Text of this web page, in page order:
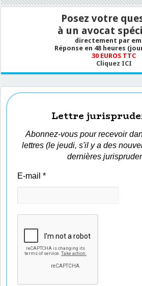
Posez votre
à un avocat
directement par
Réponse en 48 heures
30 EUROS TTC
Cliquez ICI
Lettre
Abonnez-vous pour recevoir
lettres (le jeudi, s'il y a des
dernières
E-mail*